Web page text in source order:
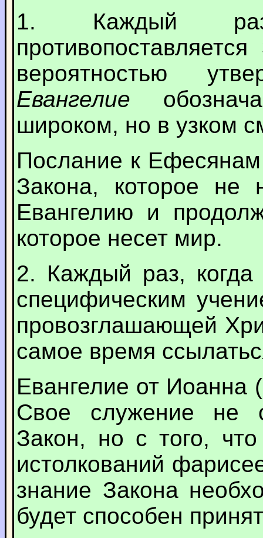
1. Каждый
вероятностью
Евангелие
широком, но в узком
Послание к
Закона, которое не
Евангелию и
которое несет мир.
2. Каждый раз, когда
специфическим
провозглашающей
самое время
Евангелие от Иоанна
Свое служение не
Закон, но с того,
истолкований
знание Закона
будет способен